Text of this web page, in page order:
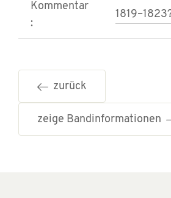
Kommentar
:
zurück
zeige Bandinformationen